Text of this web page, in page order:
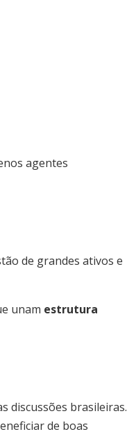
agentes
de grandes ativos e
unam estrutura
discussões brasileiras.
de boas